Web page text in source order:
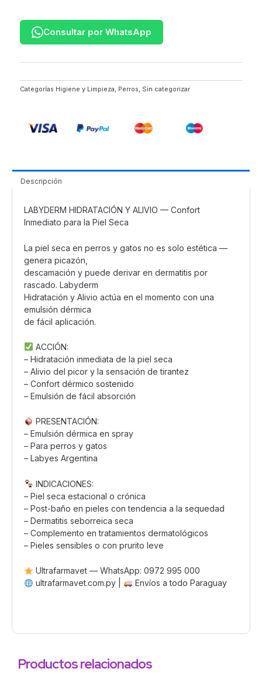
Alivio
Spray
|
para
Piel
Perros
Consultar por WhatsApp
Categorías Higiene y Limpieza, Perros, Sin categorizar
Descripción
LABYDERM HIDRATACIÓN Y ALIVIO — Confort
Inmediato para la Piel Seca
La piel seca en perros y gatos no es solo estética —
genera picazón,
descamación y puede derivar en dermatitis por
rascado. Labyderm
Hidratación y Alivio actúa en el momento con una
emulsión dérmica
de fácil aplicación.
ACCIÓN:
– Hidratación inmediata de la piel seca
– Alivio del picor y la sensación de tirantez
– Confort dérmico sostenido
– Emulsión de fácil absorción
PRESENTACIÓN:
– Emulsión dérmica en spray
– Para perros y gatos
– Labyes Argentina
INDICACIONES:
– Piel seca estacional o crónica
– Post-baño en pieles con tendencia a la sequedad
– Dermatitis seborreica seca
– Complemento en tratamientos dermatológicos
– Pieles sensibles o con prurito leve
Ultrafarmavet — WhatsApp: 0972 995 000
ultrafarmavet.com.py |
Envíos a todo Paraguay
Productos relacionados